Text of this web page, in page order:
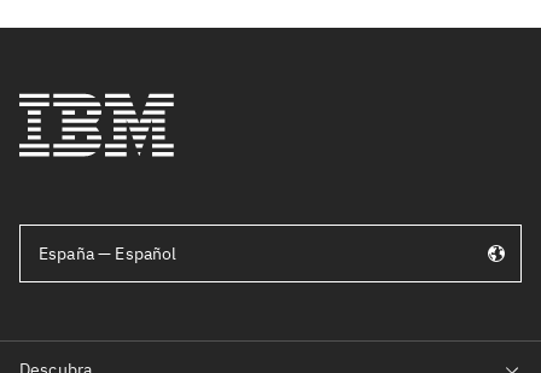
España — Español